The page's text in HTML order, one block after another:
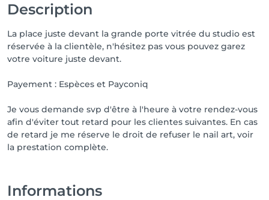
Description
La place juste devant la grande porte vitrée du studio est
réservée à la clientèle, n'hésitez pas vous pouvez garez
votre voiture juste devant.
Payement : Espèces et Payconiq
Je vous demande svp d'être à l'heure à votre rendez-vous
afin d'éviter tout retard pour les clientes suivantes. En cas
de retard je me réserve le droit de refuser le nail art, voir
la prestation complète.
Informations